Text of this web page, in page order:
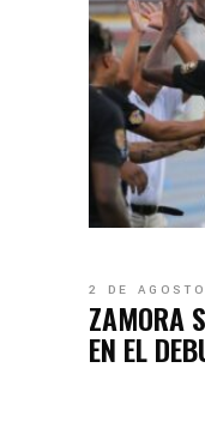
2 DE
ZAMORA
EN EL